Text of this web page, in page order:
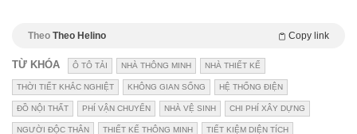
Theo Theo Helino Copy link
TỪ KHÓA Ô TÔ TẢI NHÀ THÔNG MINH NHÀ THIẾT KẾ
THỜI TIẾT KHẮC NGHIỆT KHÔNG GIAN SỐNG HỆ THỐNG ĐIỆN
ĐỒ NỘI THẤT PHÍ VẬN CHUYỂN NHÀ VỆ SINH CHI PHÍ XÂY DỰNG
NGƯỜI ĐỘC THÂN THIẾT KẾ THÔNG MINH TIẾT KIỆM DIỆN TÍCH